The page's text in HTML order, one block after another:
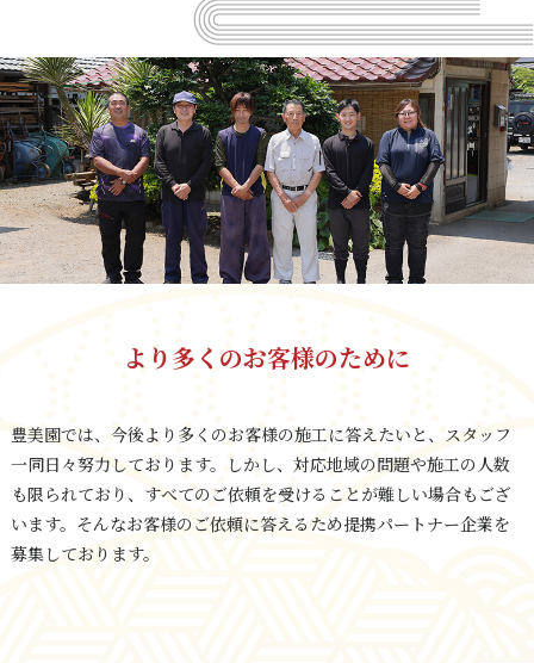
より多くのお客様のために
豊美園では、今後より多くのお客様の施工に答えたいと、スタッフ
一同日々努力しております。しかし、対応地域の問題や施工の人数
も限られており、すべてのご依頼を受けることが難しい場合もござ
います。そんなお客様のご依頼に答えるため提携パートナー企業を
募集しております。​